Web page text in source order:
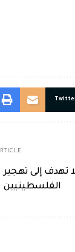
تهدف إلى تهجير
الفلسطينيين